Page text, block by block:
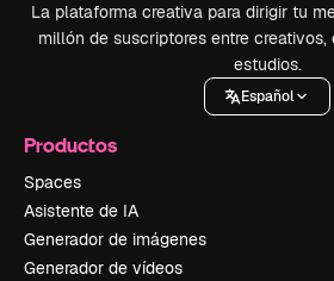
La plataforma creativa para dirigir tu
millón de suscriptores entre creativos,
estudios.
Español
Productos
Spaces
Asistente de IA
Generador de imágenes
Generador de vídeos